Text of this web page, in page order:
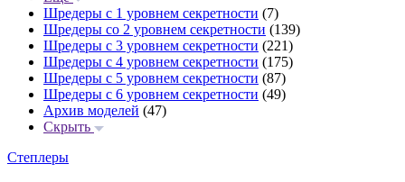
Шредеры с 1 уровнем секретности (7)
Шредеры со 2 уровнем секретности (139)
Шредеры с 3 уровнем секретности (221)
Шредеры с 4 уровнем секретности (175)
Шредеры с 5 уровнем секретности (87)
Шредеры с 6 уровнем секретности (49)
Архив моделей (47)
Скрыть
Степлеры